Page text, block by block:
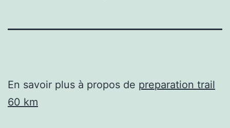
En savoir plus à propos de preparation trail
60 km